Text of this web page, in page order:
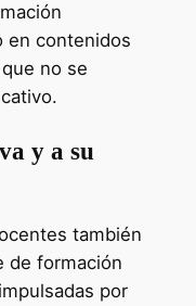
en contenidos
no se
y a su
también
de formación
por